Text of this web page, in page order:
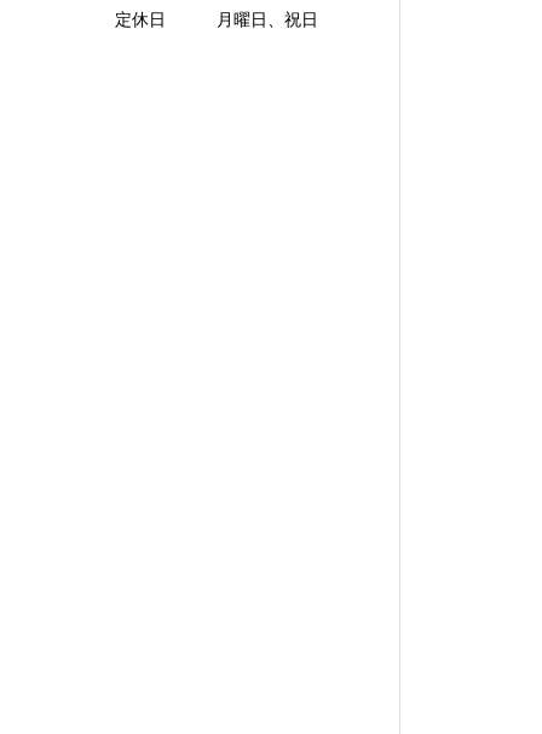
定休日 月曜日、祝日